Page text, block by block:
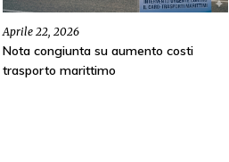
Aprile 22, 2026
Nota congiunta su aumento costi
trasporto marittimo